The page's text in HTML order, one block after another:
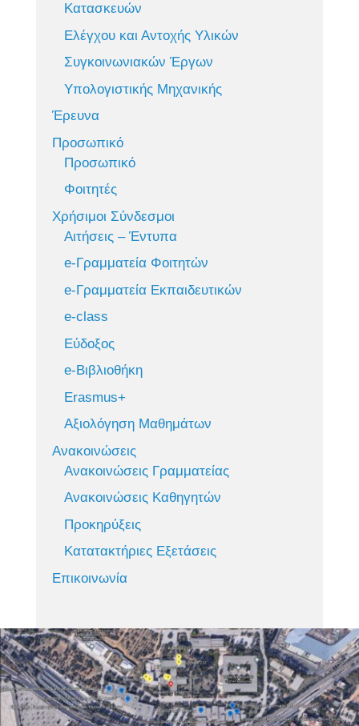
Κατασκευών
Ελέγχου και Αντοχής Υλικών
Συγκοινωνιακών Έργων
Υπολογιστικής Μηχανικής
Έρευνα
Προσωπικό
Προσωπικό
Φοιτητές
Χρήσιμοι Σύνδεσμοι
Αιτήσεις – Έντυπα
e-Γραμματεία Φοιτητών
e-Γραμματεία Εκπαιδευτικών
e-class
Εύδοξος
e-Βιβλιοθήκη
Erasmus+
Αξιολόγηση Μαθημάτων
Ανακοινώσεις
Ανακοινώσεις Γραμματείας
Ανακοινώσεις Καθηγητών
Προκηρύξεις
Κατατακτήριες Εξετάσεις
Επικοινωνία